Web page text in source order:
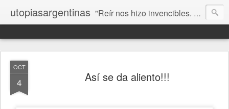
utopiasargentinas "Reír nos hizo invencibles. No como los que siempre ganan, sino como aquellos que no se rinden”. Frida Kahlo
OCT
4 Así se da aliento!!!